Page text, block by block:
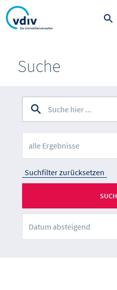
Suche
alle Ergebnisse
Suchfilter zurücksetzen
Datum absteigend